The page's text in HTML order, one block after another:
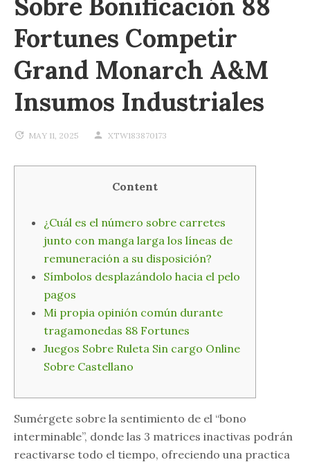
Fortunes Competir
Grand Monarch A&M
Insumos Industriales
MAY 11, 2025 XTW183870173
Content
¿Cuál es el número sobre carretes
junto con manga larga los líneas de
remuneración a su disposición?
Símbolos desplazándolo hacia el pelo
pagos
Mi propia opinión común durante
tragamonedas 88 Fortunes
Juegos Sobre Ruleta Sin cargo Online
Sobre Castellano
Sumérgete sobre la sentimiento de el “bono
interminable”, donde las 3 matrices inactivas podrán
reactivarse todo el tiempo, ofreciendo una practica